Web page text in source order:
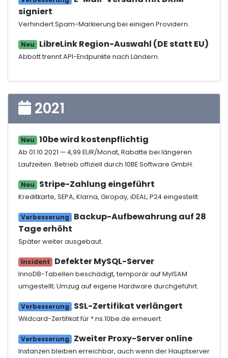
signiert
Verhindert Spam-Markierung bei einigen Providern.
Neu LibreLink Region-Auswahl (DE statt EU)
Abbott trennt API-Endpunkte nach Ländern.
2021
Neu 10be wird kostenpflichtig
Ab 01.10.2021 — 4,99 EUR/Monat, Rabatte bei längeren
Laufzeiten. Betrieb offiziell durch 10BE Software GmbH.
Neu Stripe-Zahlung eingeführt
Kreditkarte, SEPA, Klarna, Giropay, iDEAL; P24 eingestellt.
Verbesserung
Backup-Aufbewahrung auf 28
Tage erhöht
Später weiter ausgebaut.
Incident Defekter MySQL-Server
InnoDB-Tabellen beschädigt, temporär auf MyISAM
umgestellt; Umzug auf eigene Hardware durchgeführt.
Verbesserung SSL-Zertifikat verlängert
Wildcard-Zertifikat für *.ns.10be.de erneuert.
Verbesserung Zweiter Proxy-Server online
Instanzen bleiben erreichbar, auch wenn der Hauptserver